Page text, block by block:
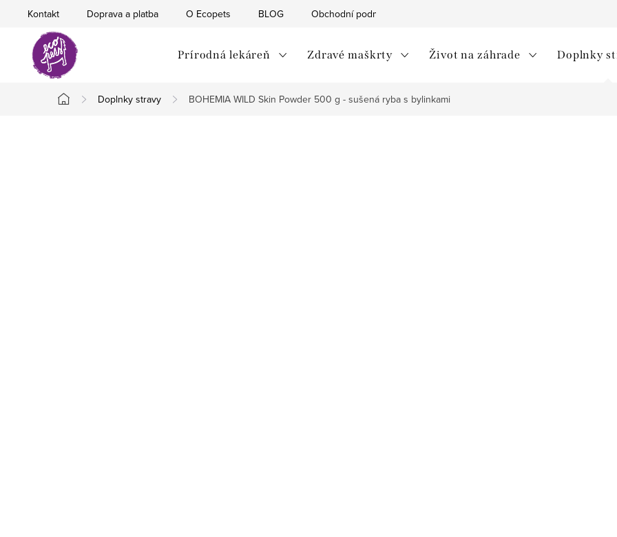
Kontakt Doprava a platba O Ecopets BLOG Obchodní podmínky
Prírodná lekáreň Zdravé maškrty Život na záhrade Doplnky
Domov
Doplnky stravy BOHEMIA WILD Skin Powder 500 g - sušená ryba s bylinkami